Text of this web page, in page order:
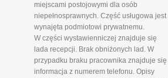
miejscami postojowymi dla osób
niepełnosprawnych. Część usługowa jest
wynajęta podmiotowi prywatnemu.
W części wystawienniczej znajduje się
lada recepcji. Brak obniżonych lad. W
przypadku braku pracownika znajduje się
informacja z numerem telefonu. Opisy